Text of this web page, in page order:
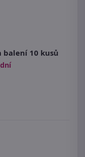
10 kusů